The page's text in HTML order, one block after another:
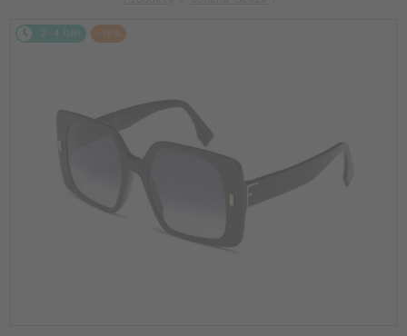
2-4 DNI -15%